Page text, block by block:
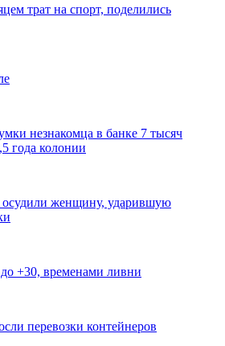
трат на спорт, поделились
незнакомца в банке 7 тысяч
года колонии
женщину, ударившую
+30, временами ливни
перевозки контейнеров